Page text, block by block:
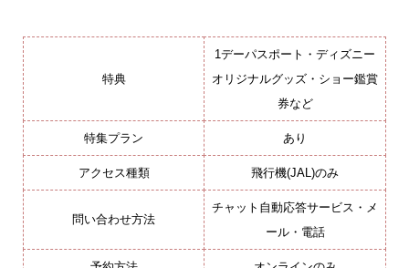
特典
1デーパスポート・ディズニー
オリジナルグッズ・ショー鑑賞
券など
特集プラン あり
アクセス種類 飛行機(JAL)のみ
問い合わせ方法
チャット自動応答サービス・メ
ール・電話